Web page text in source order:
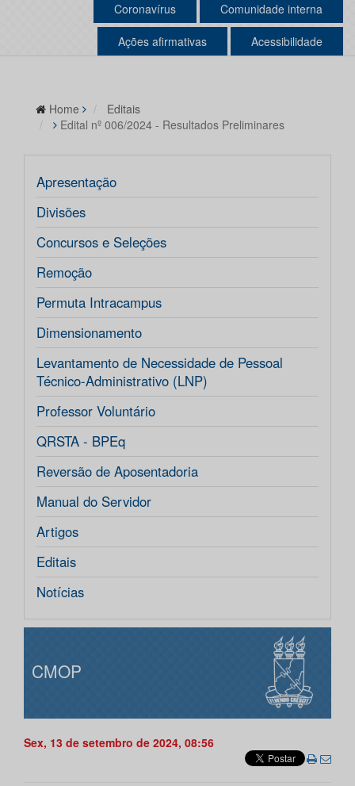
Coronavírus Comunidade interna
Ações afirmativas Acessibilidade
Home
Editais
Edital nº 006/2024 - Resultados Preliminares
Apresentação
Divisões
Concursos e Seleções
Remoção
Permuta Intracampus
Dimensionamento
Levantamento de Necessidade de Pessoal
Técnico-Administrativo (LNP)
Professor Voluntário
QRSTA - BPEq
Reversão de Aposentadoria
Manual do Servidor
Artigos
Editais
Notícias
CMOP
Sex, 13 de setembro de 2024, 08:56